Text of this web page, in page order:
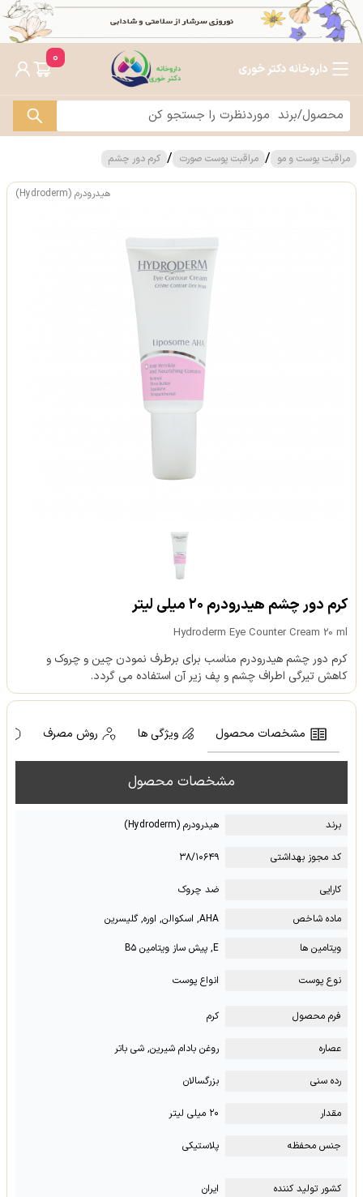
داروخانه دکتر خوری
0
مراقبت پوست و مو / مراقبت پوست صورت / کرم دور چشم
هیدرودرم (Hydroderm)
کرم دور چشم هیدرودرم ۲۰ میلی لیتر
Hydroderm Eye Counter Cream 20 ml
کرم دور چشم هیدرودرم مناسب برای برطرف نمودن چین و چروک و
کاهش تیرگی اطراف چشم و پف زیر آن استفاده می گردد.
مشخصات محصول ویژگی ها روش مصرف
مشخصات محصول
برند هیدرودرم (Hydroderm)
کد مجوز بهداشتی ۳۸/۱۰۶۴۹
کارایی
ضد چروک
ماده شاخص
AHA, اسکوالن, اوره, گلیسرین
ویتامین ها
E, پیش ساز ویتامین B۵
نوع پوست انواع پوست
فرم محصول کرم
عصاره روغن بادام شیرین, شی باتر
رده سنی بزرگسالان
مقدار ۲۰ میلی لیتر
جنس محفظه پلاستیکی
کشور تولید کننده ایران